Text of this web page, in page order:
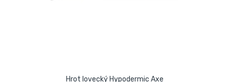
Hrot lovecký Hypodermic Axe